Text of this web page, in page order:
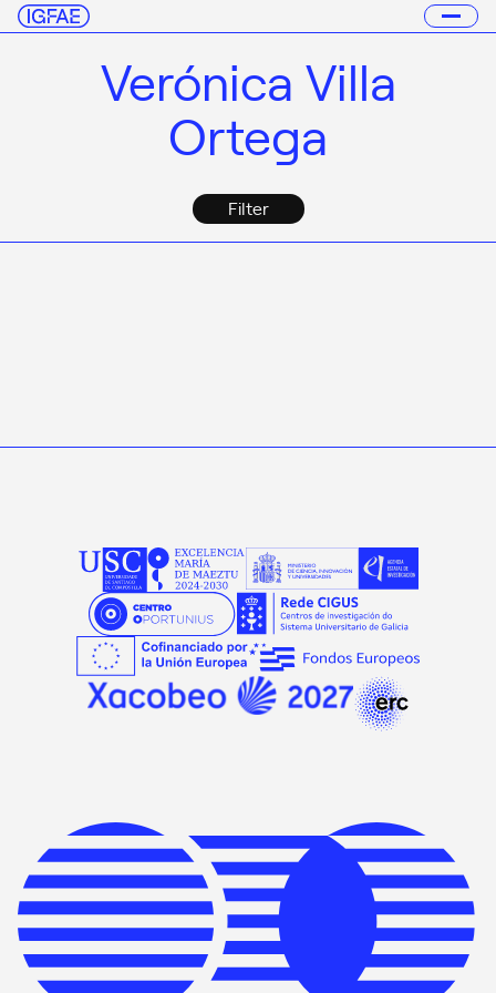
Verónica Villa
Ortega
Filter